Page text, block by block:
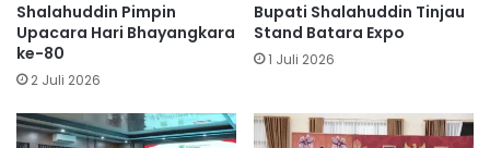
Shalahuddin Pimpin
Upacara Hari Bhayangkara
ke-80
2 Juli 2026
Bupati Shalahuddin Tinjau
Stand Batara Expo
1 Juli 2026